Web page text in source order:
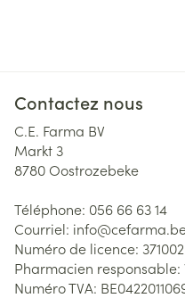
Contactez nous
C.E. Farma BV
Markt 3
8780Oostrozebeke
Téléphone: 056 66 63 14
Courriel: info@
Numéro de licence: 371002
Pharmacien responsable:
Numéro TVA: